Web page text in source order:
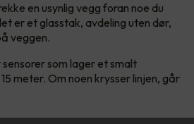
en usynlig vegg foran noe du
er et glasstak, avdeling uten dør,
veggen.
som lager et smalt
meter. Om noen krysser linjen, går